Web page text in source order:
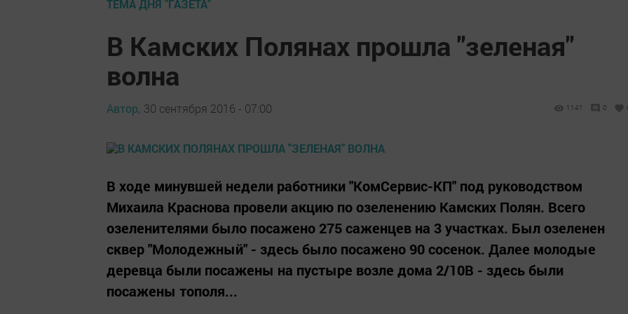
ТЕМА ДНЯ "ГАЗЕТА"
В Камских Полянах прошла "зеленая"
волна
Автор, 30 сентября 2016 - 07:00 1141 0
В ходе минувшей недели работники "КомСервис-КП" под руководством
Михаила Краснова провели акцию по озеленению Камских Полян. Всего
озеленителями было посажено 275 саженцев на 3 участках. Был озеленен
сквер "Молодежный" - здесь было посажено 90 сосенок. Далее молодые
деревца были посажены на пустыре возле дома 2/10В - здесь были
посажены тополя...